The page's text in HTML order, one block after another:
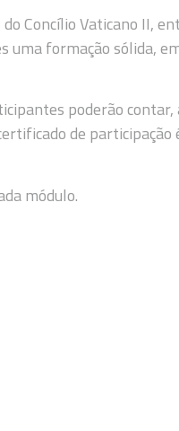
Concílio Vaticano II,
formação sólida,
poderão
de participação
módulo.